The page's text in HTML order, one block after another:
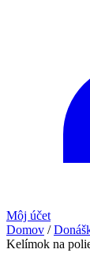
Môj účet
Domov /
Kelímok na